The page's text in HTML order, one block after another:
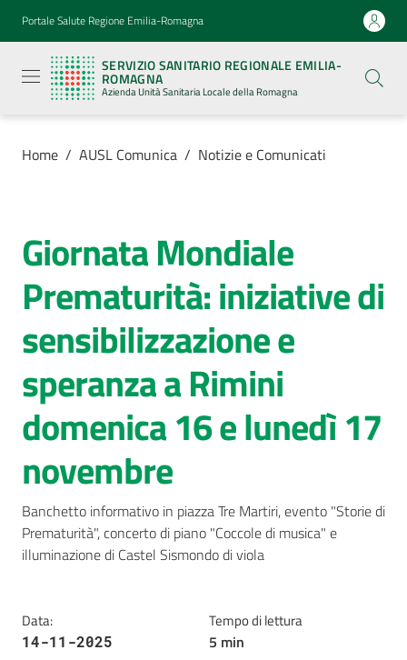
Vai al contenuto
Vai alla navigazione
Vai al footer
Portale Salute Regione Emilia-Romagna
SERVIZIO SANITARIO REGIONALE EMILIA-
ROMAGNA
Azienda Unità Sanitaria Locale della Romagna
Sanitario
Regionale
Emilia-
Romagna
Azienda
Sanitaria
Locale della
Azienda
Servizi
Luoghi
di
cura
AUSL
Comunica
dei
Servizi
Home / AUSL Comunica / Notizie e Comunicati
Salta al contenuto
Giornata Mondiale
Prematurità: iniziative di
sensibilizzazione e
speranza a Rimini
domenica 16 e lunedì 17
novembre
Banchetto informativo in piazza Tre Martiri, evento "Storie di
Prematurità", concerto di piano "Coccole di musica" e
illuminazione di Castel Sismondo di viola
Data:
14-11-2025
Tempo di lettura
5 min